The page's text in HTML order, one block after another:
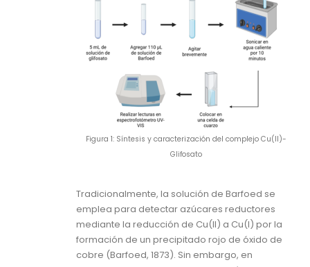
Figura 1: Síntesis y caracterización del complejo Cu(II)-
Glifosato
Tradicionalmente, la solución de Barfoed se
emplea para detectar azúcares reductores
mediante la reducción de Cu(II) a Cu(I) por la
formación de un precipitado rojo de óxido de
cobre (Barfoed, 1873). Sin embargo, en